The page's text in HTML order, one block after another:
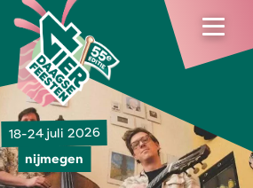
18-24 juli 2026
nijmegen